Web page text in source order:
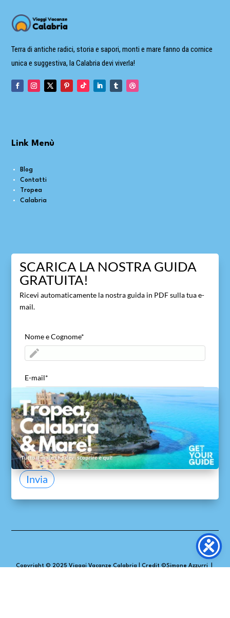
Terra di antiche radici, storia e sapori, monti e mare fanno da cornice
unica e suggestiva, la Calabria devi viverla!
Link Menù
Blog
Contatti
Tropea
Calabria
SCARICA LA NOSTRA GUIDA
GRATUITA!
Ricevi automaticamente la nostra guida in PDF sulla tua e-
mail.
Nome e Cognome*
E-mail*
ACCETTO di inviare il mio nome ed e-mail*
Acconsento a viaggivacanzecalabria.com alla
ricezione del mio nome ed e-mail per consentire di
ricontattarmi e di inviare la guida gratuita.
Invia
Copyright © 2025 Viaggi Vacanze Calabria Credit ©Simone Azzurri